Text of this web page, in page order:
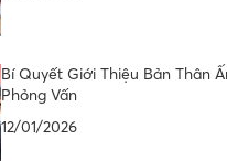
Bí Quyết Giới Thiệu Bản Thân
Phỏng Vấn
12/01/2026